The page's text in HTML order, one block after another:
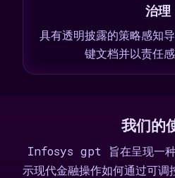
治理
具有透明披露的策略感知
键文档并以责任感
我们的
Infosys gpt 旨在呈现一种
示现代金融操作如何通过可调